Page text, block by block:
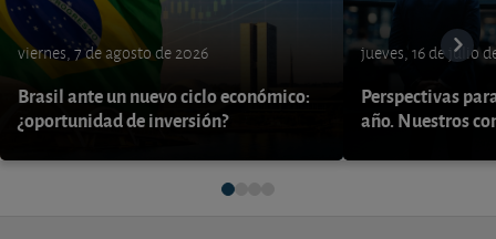
viernes, 7 de agosto de 2026
Brasil ante un nuevo ciclo económico:
¿oportunidad de inversión?
jueves, 16 de julio
Perspectivas
año. Nuestros